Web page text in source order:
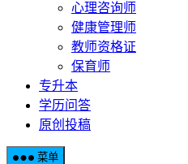
心理咨询师
健康管理师
教师资格证
保育师
专升本
学历问答
原创投稿
菜单